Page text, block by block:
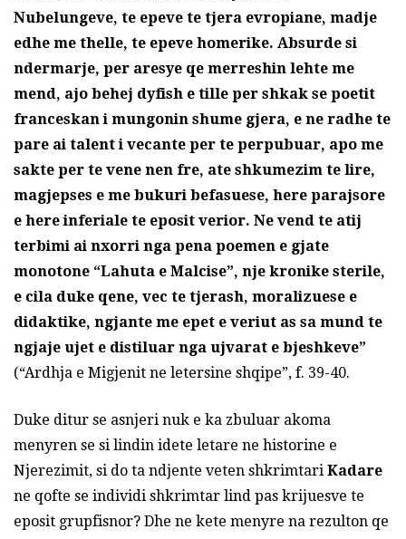
Nubelungeve, te epeve te tjera evropiane, madje
edhe me thelle, te epeve homerike. Absurde si
ndermarje, per aresye qe merreshin lehte me
mend, ajo behej dyfish e tille per shkak se poetit
franceskan i mungonin shume gjera, e ne radhe te
pare ai talent i vecante per te perpubuar, apo me
sakte per te vene nen fre, ate shkumezim te lire,
magjepses e me bukuri befasuese, here parajsore
e here inferiale te eposit verior. Ne vend te atij
terbimi ai nxorri nga pena poemen e gjate
monotone “Lahuta e Malcise”, nje kronike sterile,
e cila duke qene, vec te tjerash, moralizuese e
didaktike, ngjante me epet e veriut as sa mund te
ngjaje ujet e distiluar nga ujvarat e bjeshkeve”
(“Ardhja e Migjenit ne letersine shqipe”, f. 39-40.
Duke ditur se asnjeri nuk e ka zbuluar akoma
menyren se si lindin idete letare ne historine e
Njerezimit, si do ta ndjente veten shkrimtari Kadare
ne qofte se individi shkrimtar lind pas krijuesve te
eposit grupfisnor? Dhe ne kete menyre na rezulton qe